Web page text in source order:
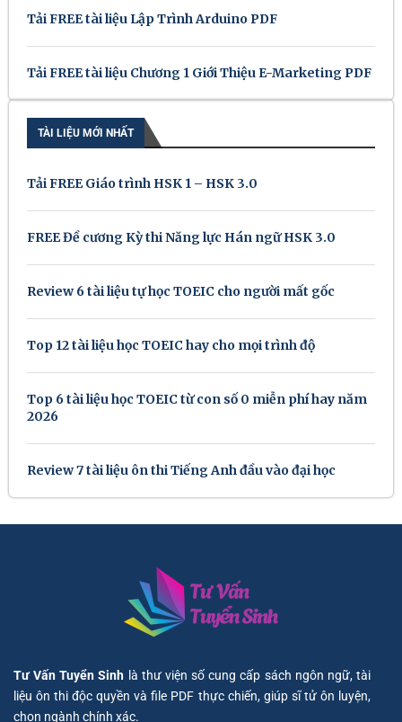
Tải FREE tài liệu Lập Trình Arduino PDF
Tải FREE tài liệu Chương 1 Giới Thiệu E-Marketing PDF
TÀI LIỆU MỚI NHẤT
Tải FREE Giáo trình HSK 1 – HSK 3.0
FREE Đề cương Kỳ thi Năng lực Hán ngữ HSK 3.0
Review 6 tài liệu tự học TOEIC cho người mất gốc
Top 12 tài liệu học TOEIC hay cho mọi trình độ
Top 6 tài liệu học TOEIC từ con số 0 miễn phí hay năm
2026
Review 7 tài liệu ôn thi Tiếng Anh đầu vào đại học
Tư Vấn Tuyển Sinh là thư viện số cung cấp sách ngôn ngữ, tài
liệu ôn thi độc quyền và file PDF thực chiến, giúp sĩ tử ôn luyện,
chọn ngành chính xác.